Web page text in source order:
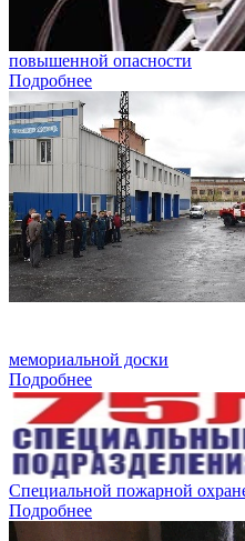
повышенной опасности
Подробнее
мемориальной доски
Подробнее
Специальной пожарной
Подробнее